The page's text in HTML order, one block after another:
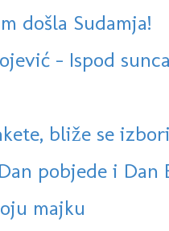
došla Sudamja!
- Ispod
bliže se
pobjede i Dan
majku